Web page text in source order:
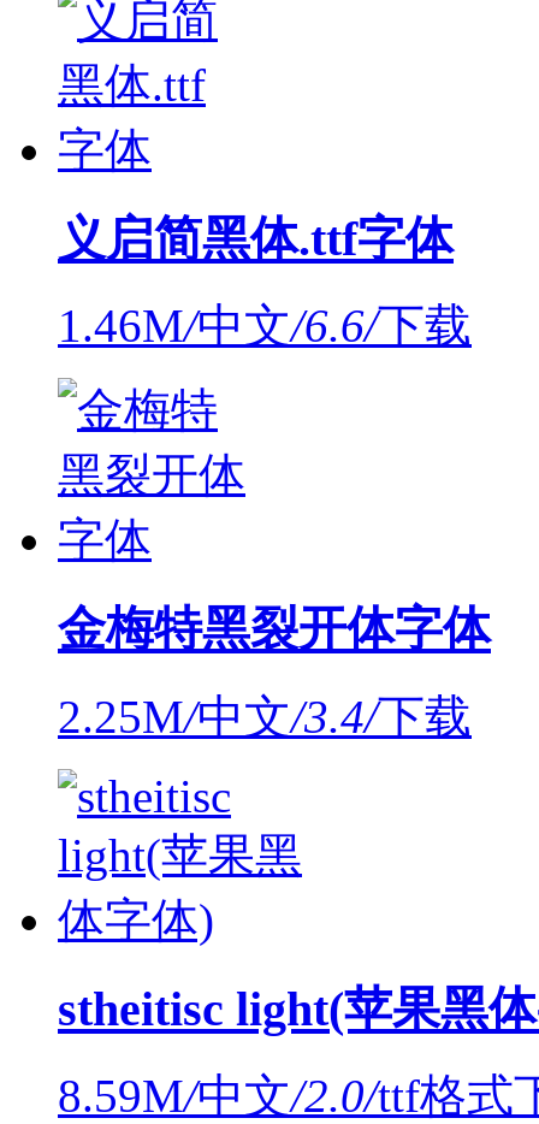
义启简黑体.ttf字体
1.46M/中文/6.6/下载
金梅特黑裂开体字体
2.25M/中文/3.4/下载
stheitisc light(苹果黑
8.59M/中文/2.0/ttf格式